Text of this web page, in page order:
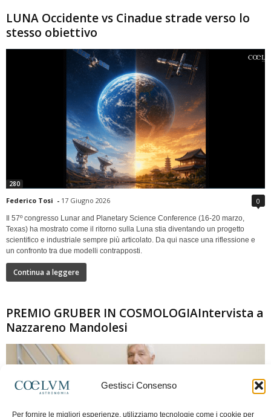
Gestisci Consenso
Per fornire le migliori esperienze, utilizziamo tecnologie come i cookie per
LUNA Occidente vs Cinadue strade verso lo
stesso obiettivo
280
Federico Tosi - 17 Giugno 2026 0
Il 57º congresso Lunar and Planetary Science Conference (16-20 marzo,
Texas) ha mostrato come il ritorno sulla Luna stia diventando un progetto
scientifico e industriale sempre più articolato. Da qui nasce una riflessione e
un confronto tra due modelli contrapposti.
Continua a leggere
PREMIO GRUBER IN COSMOLOGIAIntervista a
Nazzareno Mandolesi